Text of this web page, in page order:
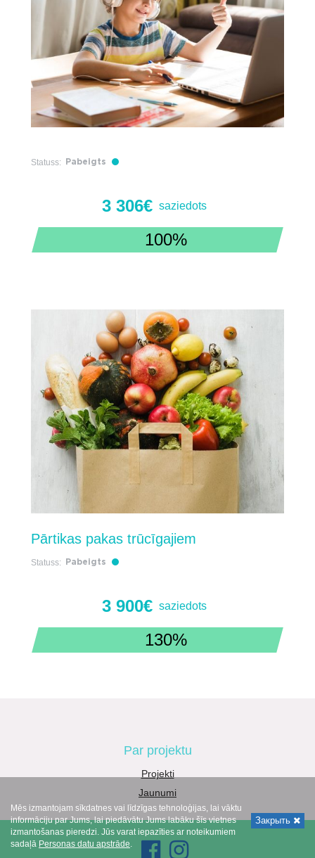
Statuss: Pabeigts
3 306€ saziedots
100%
Pārtikas pakas trūcīgajiem
Statuss: Pabeigts
3 900€ saziedots
130%
Par projektu
Projekti
Jaunumi
Закрыть
Mēs izmantojam sīkdatnes vai līdzīgas tehnoloģijas, lai vāktu
informāciju par Jums, lai piedāvātu Jums labāku šīs vietnes
izmantošanas pieredzi. Jūs varat iepazīties ar noteikumiem
sadaļā Personas datu apstrāde.